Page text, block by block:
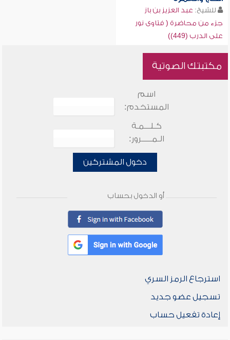
للشيخ: عبد العزيز بن باز
جزء من محاضرة ( فتاوى نور
على الدرب (449))
مكتبتك الصوتية
اسم
المستخدم:
كـلـــمـة
الـمـــــرور:
دخول المشتركين
أو الدخول بحساب
استرجاع الرمز السري
تسجيل عضو جديد
إعادة تفعيل حساب